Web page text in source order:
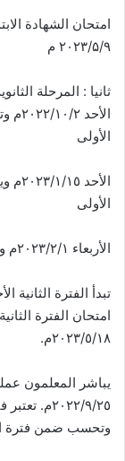
۲۰۲۳/۵/۹ م
ثانيا : المرحلة
الأولى
الأولى
الأربعاء ٢٠٢٣/٢/١م وتنتهي السبت ۲۰۲۳/۲/۱۱م.
٢٠٢٣/٥/١٨م.
يباشر المعلمون
٢٠٢٢/٩/
وتحسب ضمن فترة